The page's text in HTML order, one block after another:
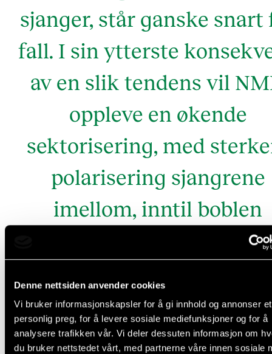
Denne nettsiden anvender cookies
Vi bruker informasjonskapsler for å gi innhold og annonser et
personlig preg, for å levere sosiale mediefunksjoner og for å
analysere trafikken vår. Vi deler dessuten informasjon om
du bruker nettstedet vårt, med partnerne våre innen sosiale
sjanger, står ganske snart
fall. I sin ytterste
av en slik tendens vil
oppleve en økende
sektorisering, med
polarisering sjangrene
imellom, inntil boblen
Studentenes eget uttrykk